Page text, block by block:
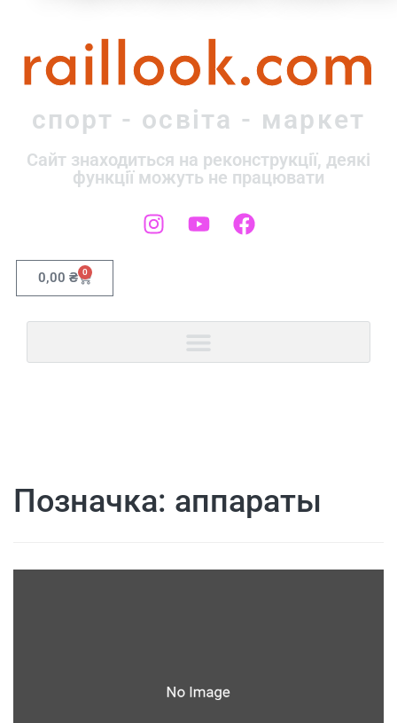
raillook.com
спорт - освіта - маркет
Сайт знаходиться на реконструкції, деякі
функції можуть не працювати
0,00 ₴ 0
Позначка: аппараты